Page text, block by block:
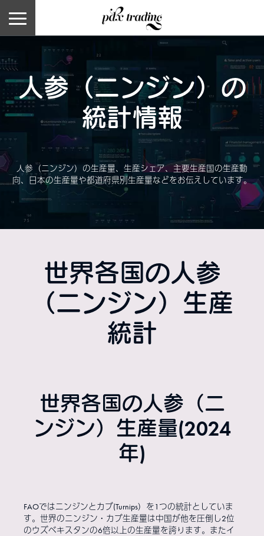
人参（ニンジン）の
統計情報
人参（ニンジン）の生産量、生産シェア、主要生産国の生産動
向、日本の生産量や都道府県別生産量などをお伝えしています。
世界各国の人参
（ニンジン）生産
統計
世界各国の人参（ニ
ンジン）生産量(2024
年)
FAOではニンジンとカブ(Turnips）を1つの統計としていま
す。世界のニンジン・カブ生産量は中国が他を圧倒し2位
のウズベキスタンの6倍以上の生産量を誇ります。またイ